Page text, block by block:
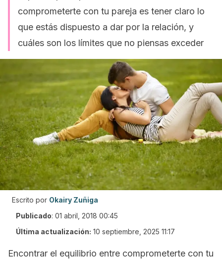
comprometerte con tu pareja es tener claro lo
que estás dispuesto a dar por la relación, y
cuáles son los límites que no piensas exceder
Escrito por Okairy Zuñiga
Publicado: 01 abril, 2018 00:45
Última actualización: 10 septiembre, 2025 11:17
Encontrar el equilibrio entre comprometerte con tu